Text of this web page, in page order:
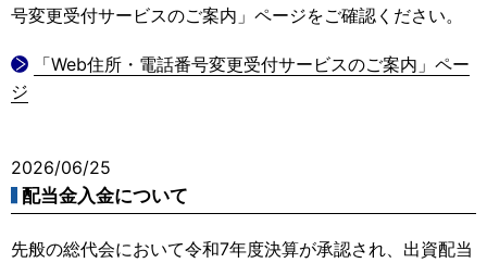
号変更受付サービスのご案内」ページをご確認ください。
「Web住所・電話番号変更受付サービスのご案内」ペー
ジ
2026/06/25
配当金入金について
先般の総代会において令和7年度決算が承認され、出資配当